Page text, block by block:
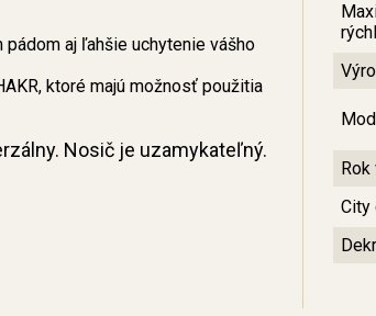
aj ľahšie uchytenie vášho
ktoré majú možnosť použitia
Nosič je uzamykateľný.
Rok
City